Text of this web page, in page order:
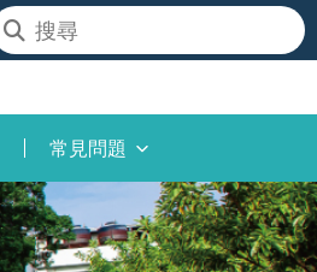
常見問題